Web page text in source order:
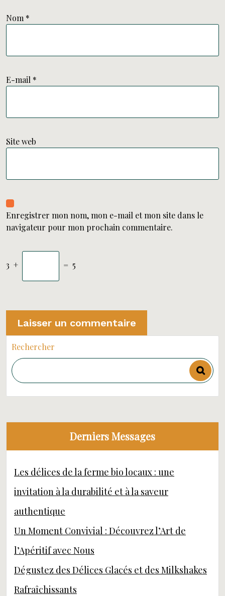
Nom *
E-mail *
Site web
Enregistrer mon nom, mon e-mail et mon site dans le
navigateur pour mon prochain commentaire.
3 + = 5
Rechercher
Derniers Messages
Les délices de la ferme bio locaux : une
invitation à la durabilité et à la saveur
authentique
Un Moment Convivial : Découvrez l’Art de
l’Apéritif avec Nous
Dégustez des Délices Glacés et des Milkshakes
Rafraîchissants